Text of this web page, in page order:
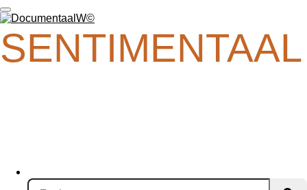
Ga
direct
naar
de
hoofdinhoud
SENTIMENTAAL